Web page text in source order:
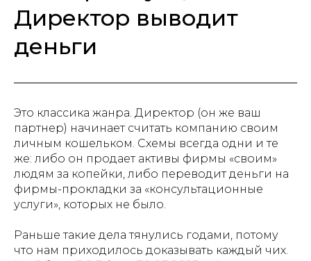
Директор выводит
деньги
Это классика жанра. Директор (он же ваш
партнер) начинает считать компанию своим
личным кошельком. Схемы всегда одни и те
же: либо он продает активы фирмы «своим»
людям за копейки, либо переводит деньги на
фирмы-прокладки за «консультационные
услуги», которых не было.
Раньше такие дела тянулись годами, потому
что нам приходилось доказывать каждый чих.